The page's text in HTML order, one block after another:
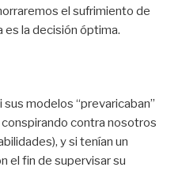
el sufrimiento de
es la decisión óptima.
modelos “prevaricaban”
contra nosotros
y si tenían un
el fin de supervisar su